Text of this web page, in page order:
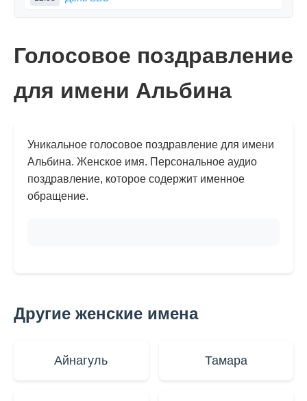
Голосовое поздравление
для имени Альбина
Уникальное голосовое поздравление для имени
Альбина. Женское имя. Персональное аудио
поздравление, которое содержит именное
обращение.
Другие женские имена
Айнагуль Тамара